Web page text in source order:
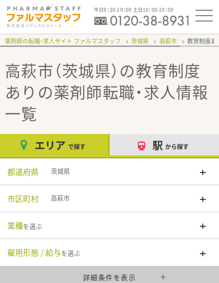
平日9：30-19：00 土日10：00-19：00
薬剤師の転職・求人サイト ファルマスタッフ 茨城県 高萩市 教育制度
高萩市（茨城県）の教育制度
あり の薬剤師転職・求人情報
一覧
エリア で探す 駅 から探す
都道府県 茨城県
市区町村 高萩市
業種を選ぶ
雇用形態 / 給与を選ぶ
詳細条件を表示